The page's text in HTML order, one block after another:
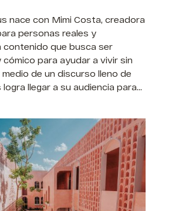
nace con Mimi Costa, creadora
personas reales y
contenido que busca ser
para ayudar a vivir sin
de un discurso lleno de
llegar a su audiencia para...